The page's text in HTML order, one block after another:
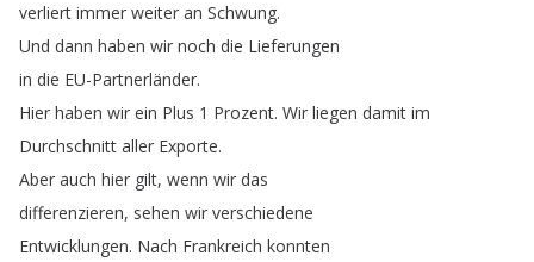
verliert immer weiter an Schwung.
Und dann haben wir noch die Lieferungen
in die EU-Partnerländer.
Hier haben wir ein Plus 1 Prozent. Wir liegen damit im
Durchschnitt aller Exporte.
Aber auch hier gilt, wenn wir das
differenzieren, sehen wir verschiedene
Entwicklungen. Nach Frankreich konnten